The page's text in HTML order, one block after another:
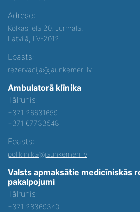
Adrese:
Kolkas iela 20, Jūrmalā,
Latvijā, LV-2012
Epasts:
rezervacija@jaunkemeri.lv
Ambulatorā klīnika
Tālrunis:
+371 26631659
+371 67733548
Epasts:
poliklinika@jaunkemeri.lv
Valsts apmaksātie medicīniskās
pakalpojumi
Tālrunis:
+371 28369340